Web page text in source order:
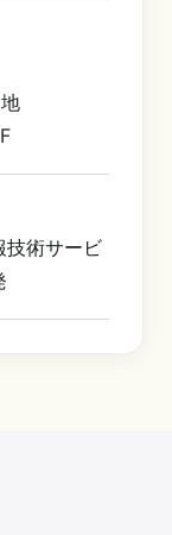
技術サービ